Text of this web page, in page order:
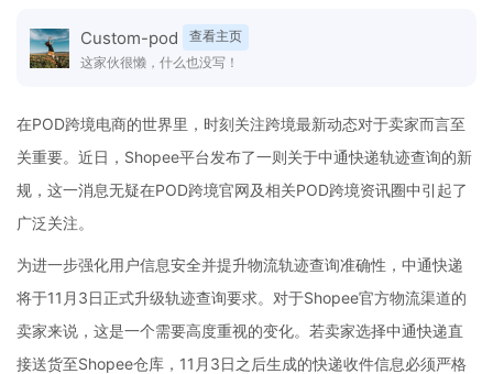
Custom-pod
查看主页
这家伙很懒，什么也没写！
在POD跨境电商的世界里，时刻关注跨境最新动态对于卖家而言至
关重要。近日，Shopee平台发布了一则关于中通快递轨迹查询的新
规，这一消息无疑在POD跨境官网及相关POD跨境资讯圈中引起了
广泛关注。
为进一步强化用户信息安全并提升物流轨迹查询准确性，中通快递
将于11月3日正式升级轨迹查询要求。对于Shopee官方物流渠道的
卖家来说，这是一个需要高度重视的变化。若卖家选择中通快递直
接送货至Shopee仓库，11月3日之后生成的快递收件信息必须严格